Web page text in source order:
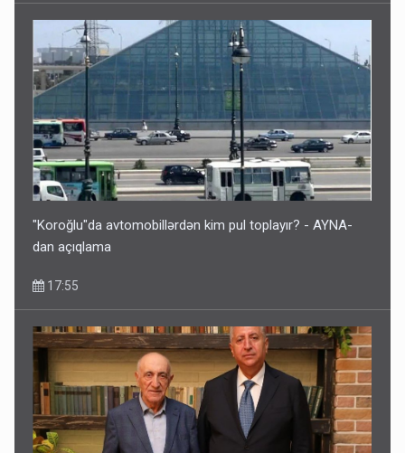
"Koroğlu"da avtomobillərdən kim pul toplayır? - AYNA-
dan açıqlama
17:55